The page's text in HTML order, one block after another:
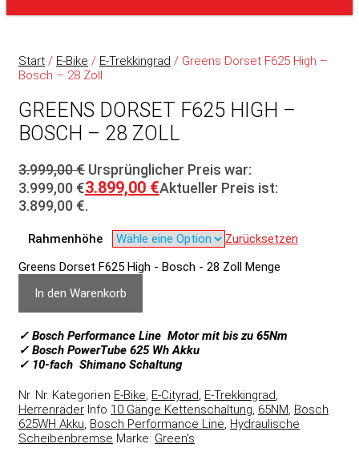
Start / E-Bike / E-Trekkingrad / Greens Dorset F625 High –
Bosch – 28 Zoll
GREENS DORSET F625 HIGH –
BOSCH – 28 ZOLL
3.999,00€ Ursprünglicher Preis war:
3.999,00 €3.899,00 €Aktueller Preis ist:
3.899,00 €.
Rahmenhöhe
Zurücksetzen
Greens Dorset F625 High - Bosch - 28 Zoll Menge
In den Warenkorb
✓ Bosch Performance Line Motor mit bis zu 65Nm
✓ Bosch PowerTube 625 Wh Akku
✓ 10-fach Shimano Schaltung
Nr. Nr. Kategorien E-Bike, E-Cityrad, E-Trekkingrad,
Herrenräder Info 10 Gänge Kettenschaltung, 65NM, Bosch
625WH Akku, Bosch Performance Line, Hydraulische
Scheibenbremse Marke: Green's